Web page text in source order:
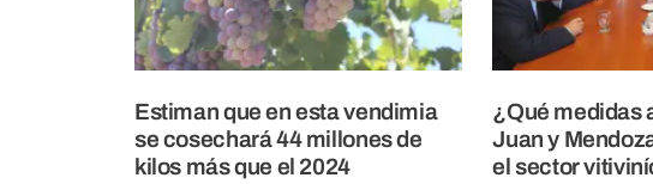
Estiman que en esta vendimia
se cosechará 44 millones de
kilos más que el 2024
¿Qué medidas
Juan y
el sector